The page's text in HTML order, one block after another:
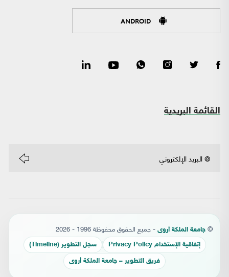
ANDROID
القائمة البريدية
© جامعة الملكة أروى - جميع الحقوق محفوظة 1996 - 2026
إتفاقية الإستخدام Privacy Policy سجل التطوير (Timeline)
فريق التطوير – جامعة الملكة أروى